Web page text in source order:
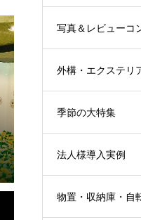
写真＆レビューコ
外構・エクステリ
季節の大特集
法人様導入実例
物置・収納庫・自